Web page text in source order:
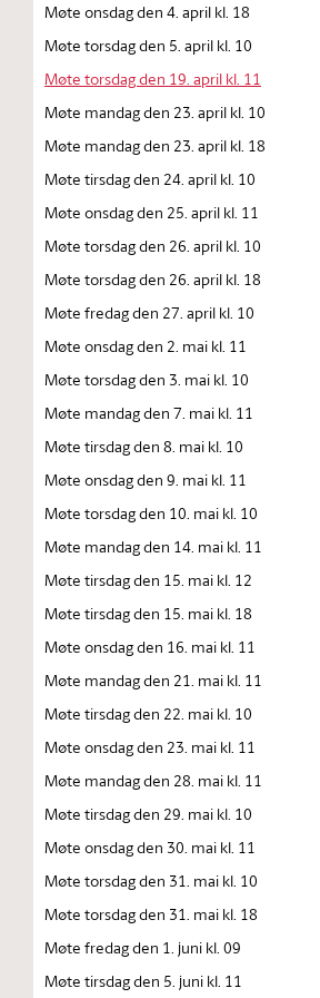
Møte onsdag den 4. april kl. 18
Møte torsdag den 5. april kl. 10
Møte torsdag den 19. april kl. 11
Møte mandag den 23. april kl. 10
Møte mandag den 23. april kl. 18
Møte tirsdag den 24. april kl. 10
Møte onsdag den 25. april kl. 11
Møte torsdag den 26. april kl. 10
Møte torsdag den 26. april kl. 18
Møte fredag den 27. april kl. 10
Møte onsdag den 2. mai kl. 11
Møte torsdag den 3. mai kl. 10
Møte mandag den 7. mai kl. 11
Møte tirsdag den 8. mai kl. 10
Møte onsdag den 9. mai kl. 11
Møte torsdag den 10. mai kl. 10
Møte mandag den 14. mai kl. 11
Møte tirsdag den 15. mai kl. 12
Møte tirsdag den 15. mai kl. 18
Møte onsdag den 16. mai kl. 11
Møte mandag den 21. mai kl. 11
Møte tirsdag den 22. mai kl. 10
Møte onsdag den 23. mai kl. 11
Møte mandag den 28. mai kl. 11
Møte tirsdag den 29. mai kl. 10
Møte onsdag den 30. mai kl. 11
Møte torsdag den 31. mai kl. 10
Møte torsdag den 31. mai kl. 18
Møte fredag den 1. juni kl. 09
Møte tirsdag den 5. juni kl. 11